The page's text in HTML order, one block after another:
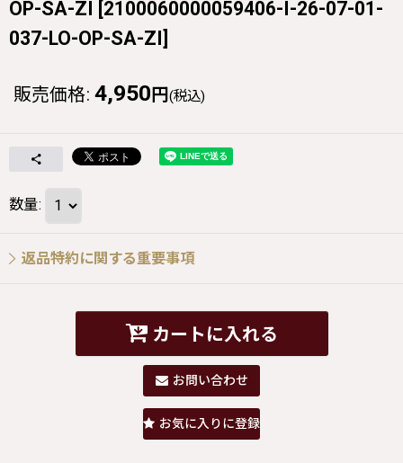
OP-SA-ZI [2100060000059406-I-26-07-01-
037-LO-OP-SA-ZI]
販売価格: 4,950 円 (税込)
数量:
返品特約に関する重要事項
カートに入れる
お問い合わせ
お気に入りに登録